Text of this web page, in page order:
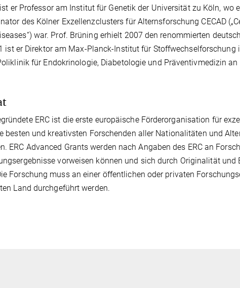
er Professor am Institut für Genetik der Universität zu Köln, wo
des Kölner Exzellenzclusters für Alternsforschung CECAD
war. Prof. Brüning erhielt 2007 den renommierten
ist er Direktor am Max-Planck-Institut für Stoffwechselforschung
für Endokrinologie, Diabetologie und Präventivmedizin an
ERC ist die erste europäische Förderorganisation für
besten und kreativsten Forschenden aller Nationalitäten und
ERC Advanced Grants werden nach Angaben des ERC an
vorweisen können und sich durch Originalität und
Forschung muss an einer öffentlichen oder privaten
Land durchgeführt werden.